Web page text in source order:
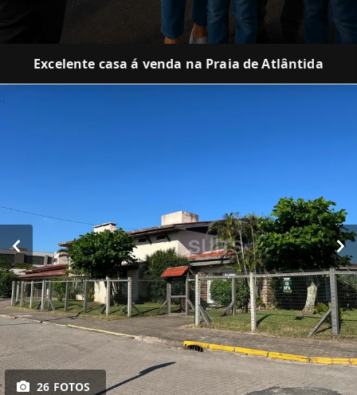
Excelente casa á venda na Praia de Atlântida
26 FOTOS